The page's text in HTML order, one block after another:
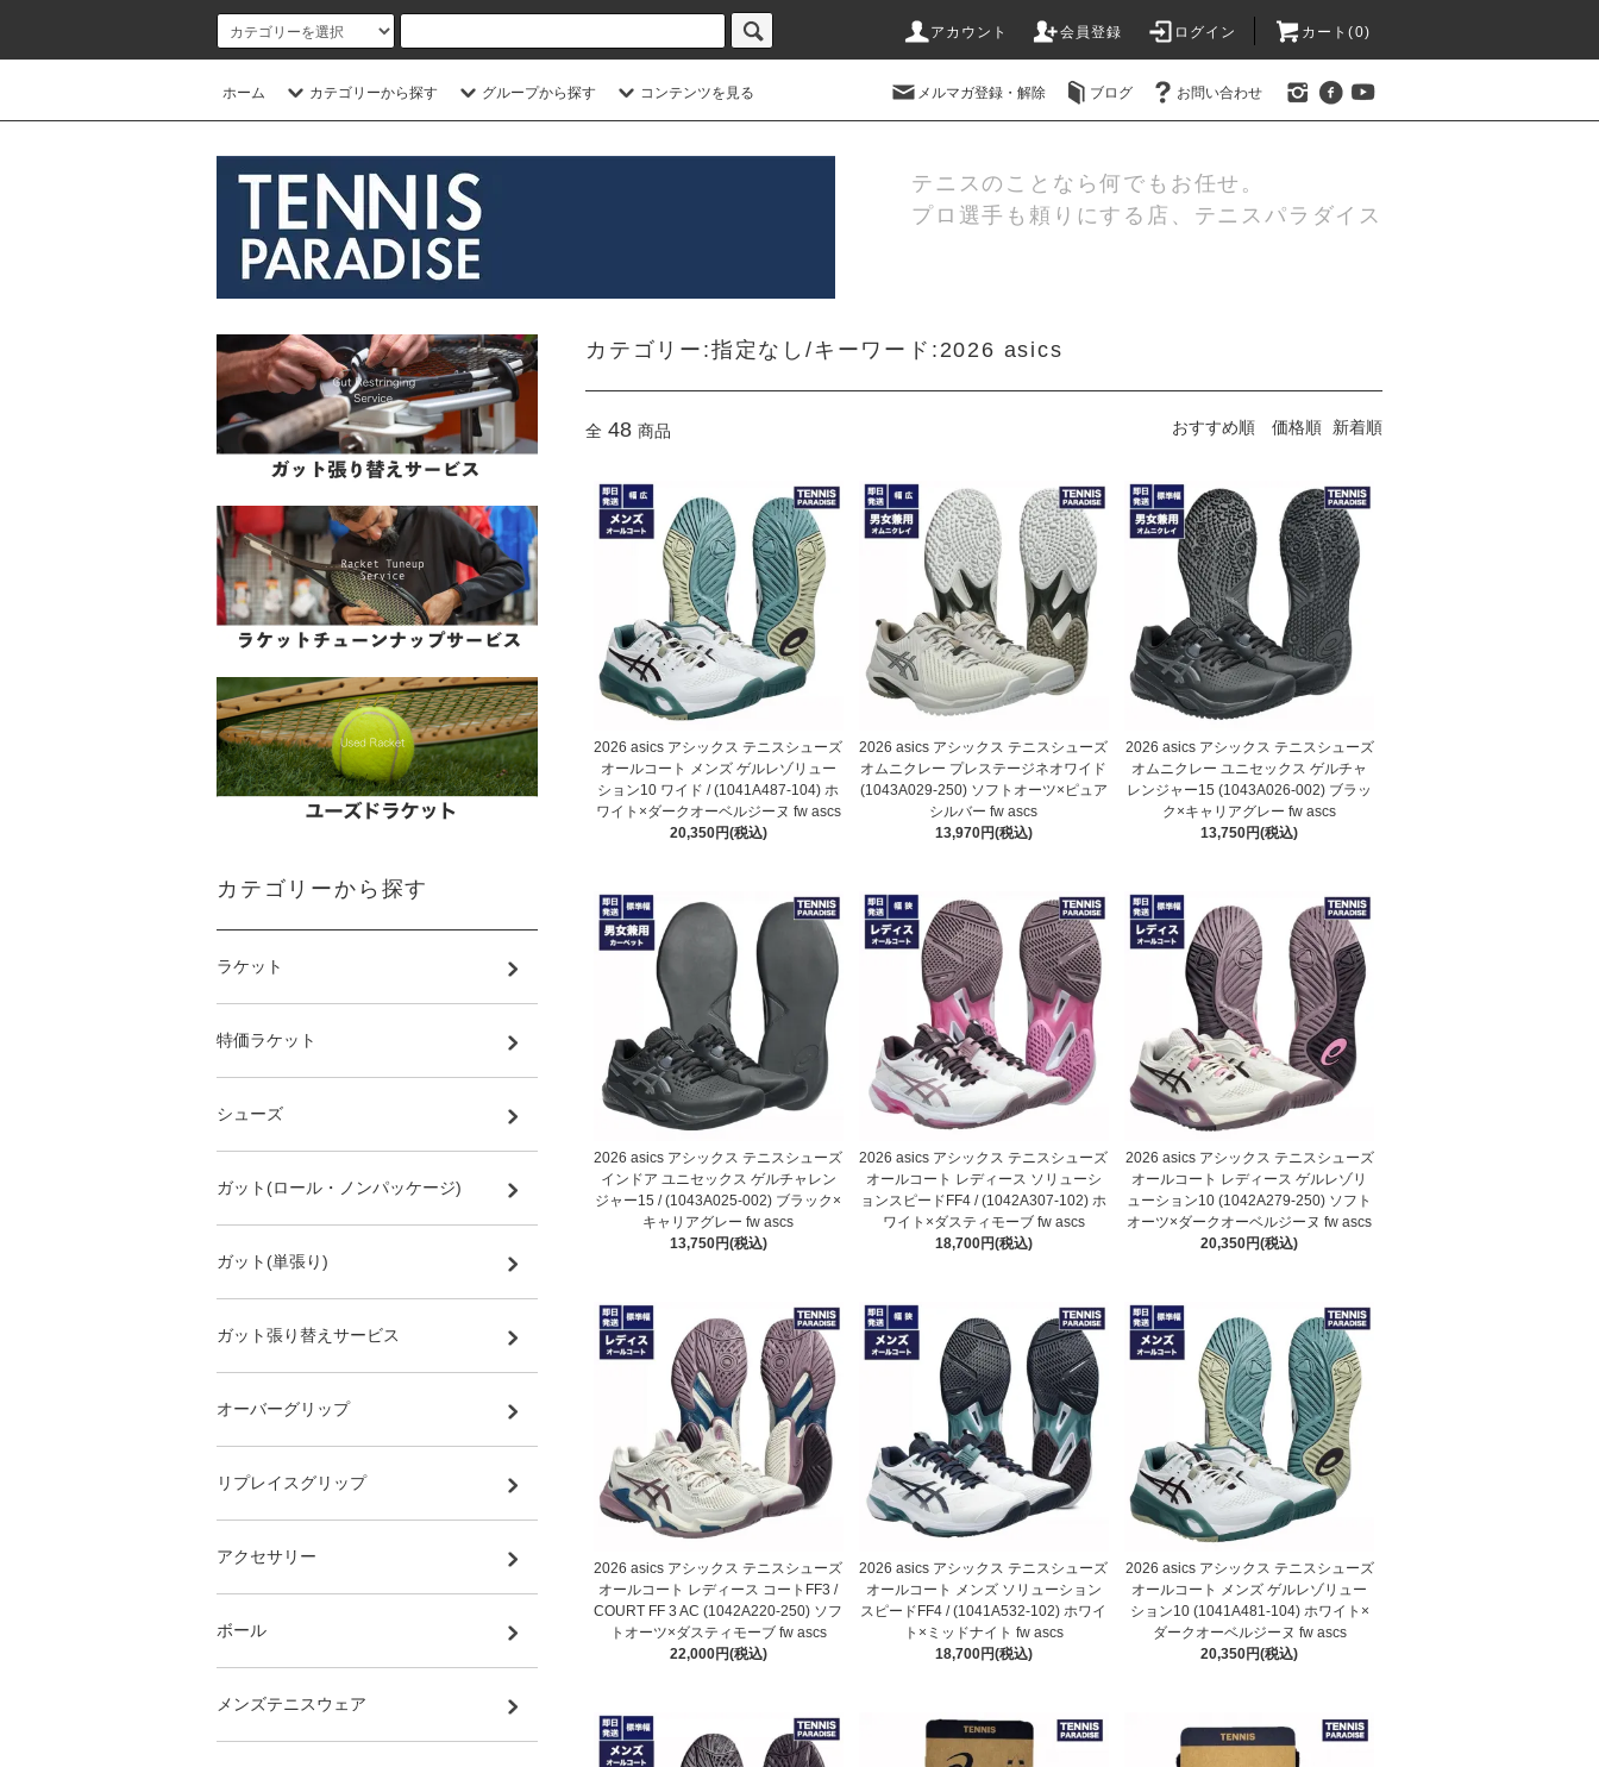
アカウント 会員登録 ログイン カート(0)
ホーム カテゴリーから探す グループから探す コンテンツを見る メルマガ登録・解除 ブログ お問い合わせ
テニスのことなら何でもお任せ。
プロ選手も頼りにする店、テニスパラダイス
カテゴリー:指定なし/キーワード:2026 asics
全 48 商品 おすすめ順 価格順 新着順
2026 asics アシックス テニスシューズ
オールコート メンズ ゲルレゾリュー
ション10 ワイド / (1041A487-104) ホ
ワイト×ダークオーベルジーヌ fw ascs
20,350円(税込)
2026 asics アシックス テニスシューズ
オムニクレー プレステージネオワイド
(1043A029-250) ソフトオーツ×ピュア
シルバー fw ascs
13,970円(税込)
2026 asics アシックス テニスシューズ
オムニクレー ユニセックス ゲルチャ
レンジャー15 (1043A026-002) ブラッ
ク×キャリアグレー fw ascs
13,750円(税込)
2026 asics アシックス テニスシューズ
インドア ユニセックス ゲルチャレン
ジャー15 / (1043A025-002) ブラック×
キャリアグレー fw ascs
13,750円(税込)
2026 asics アシックス テニスシューズ
オールコート レディース ソリューシ
ョンスピードFF4 / (1042A307-102) ホ
ワイト×ダスティモーブ fw ascs
18,700円(税込)
2026 asics アシックス テニスシューズ
オールコート レディース ゲルレゾリ
ューション10 (1042A279-250) ソフト
オーツ×ダークオーベルジーヌ fw ascs
20,350円(税込)
2026 asics アシックス テニスシューズ
オールコート レディース コートFF3 /
COURT FF 3 AC (1042A220-250) ソフ
トオーツ×ダスティモーブ fw ascs
22,000円(税込)
2026 asics アシックス テニスシューズ
オールコート メンズ ソリューション
スピードFF4 / (1041A532-102) ホワイ
ト×ミッドナイト fw ascs
18,700円(税込)
2026 asics アシックス テニスシューズ
オールコート メンズ ゲルレゾリュー
ション10 (1041A481-104) ホワイト×
ダークオーベルジーヌ fw ascs
20,350円(税込)
カテゴリーから探す
ラケット
特価ラケット
シューズ
ガット(ロール・ノンパッケージ)
ガット(単張り)
ガット張り替えサービス
オーバーグリップ
リプレイスグリップ
アクセサリー
ボール
メンズテニスウェア